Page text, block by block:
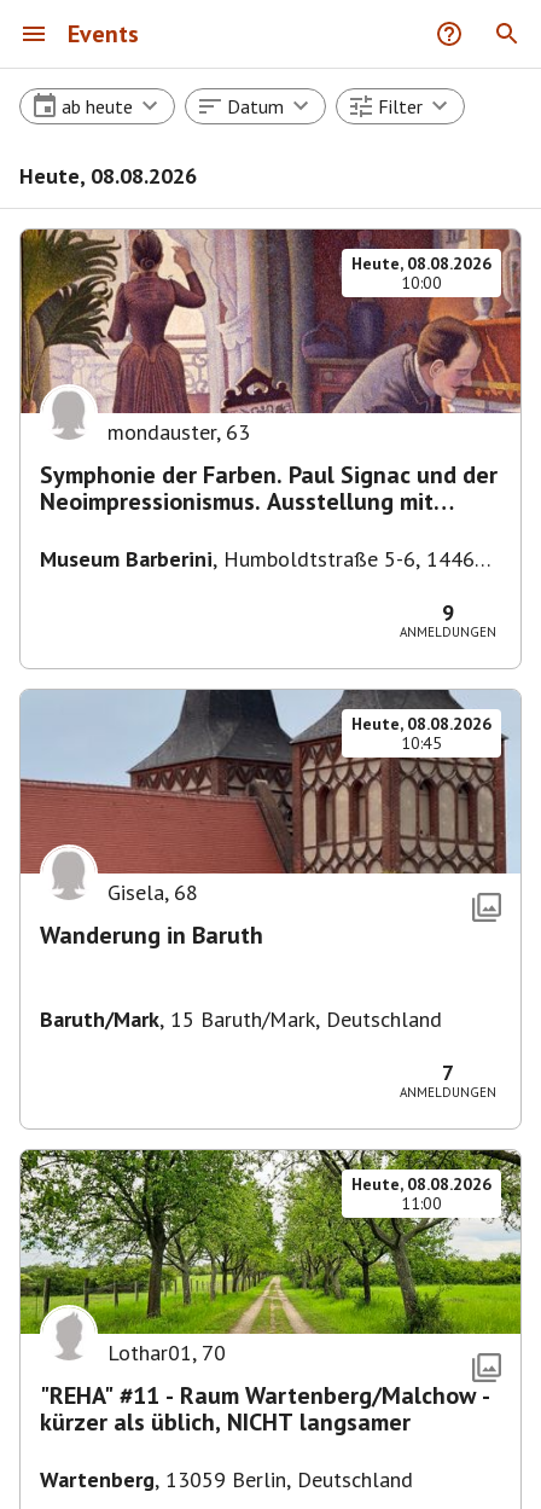
Events
ab heute Datum Filter
Heute, 08.08.2026
Heute, 08.08.2026
10:00
mondauster, 63
Symphonie der Farben. Paul Signac und der
Neoimpressionismus. Ausstellung mit
Museum Barberini, Humboldtstraße 5-6, 14467
9
ANMELDUNGEN
Heute, 08.08.2026
10:45
Gisela, 68
Wanderung in Baruth
Baruth/Mark, 15 Baruth/Mark, Deutschland
7
ANMELDUNGEN
Heute, 08.08.2026
11:00
Lothar01, 70
"REHA" #11 - Raum Wartenberg/Malchow -
kürzer als üblich, NICHT langsamer
Wartenberg, 13059 Berlin, Deutschland